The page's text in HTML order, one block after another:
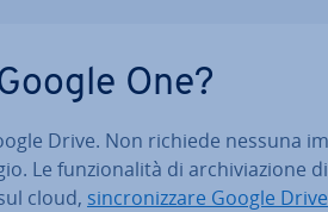
One?
Drive. Non richiede nessuna
Le fun­zio­na­li­tà di ar­chi­via­zio­ne
cloud, sin­cro­niz­za­re Google Drive